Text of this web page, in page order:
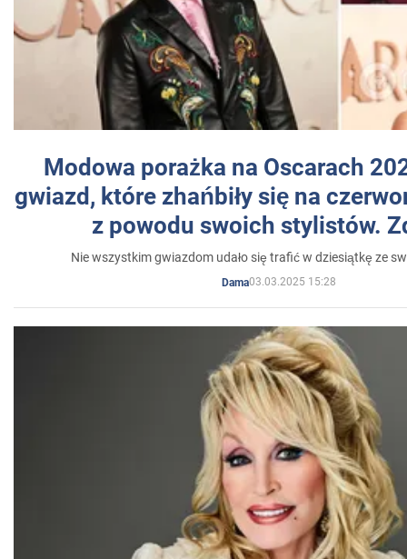
Modowa porażka na Oscarach
gwiazd, które zhańbiły się na
z powodu swoich stylistów.
Nie wszystkim gwiazdom udało się trafić w dziesiątkę ze
Dama03.03.2025 15:28